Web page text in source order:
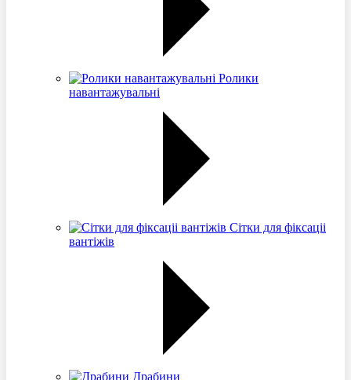
Ролики
навантажувальні
Сітки для фіксаціі
вантіжів
Драбини